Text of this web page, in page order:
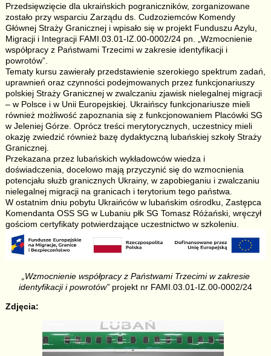
Przedsięwzięcie dla ukraińskich pograniczników, zorganizowane
zostało przy wsparciu Zarządu ds. Cudzoziemców Komendy
Głównej Straży Granicznej i wpisało się w projekt Funduszu Azylu,
Migracji i Integracji FAMI.03.01-IZ.00-0002/24 pn. „Wzmocnienie
współpracy z Państwami Trzecimi w zakresie identyfikacji i
powrotów”.
Tematy kursu zawierały przedstawienie szerokiego spektrum zadań,
uprawnień oraz czynności podejmowanych przez funkcjonariuszy
polskiej Straży Granicznej w zwalczaniu zjawisk nielegalnej migracji
– w Polsce i w Unii Europejskiej. Ukraińscy funkcjonariusze mieli
również możliwość zapoznania się z funkcjonowaniem Placówki SG
w Jeleniej Górze. Oprócz treści merytorycznych, uczestnicy mieli
okazję zwiedzić również bazę dydaktyczną lubańskiej szkoły Straży
Granicznej.
Przekazana przez lubańskich wykładowców wiedza i
doświadczenia, docelowo mają przyczynić się do wzmocnienia
potencjału służb granicznych Ukrainy, w zapobieganiu i zwalczaniu
nielegalnej migracji na granicach i terytorium tego państwa.
W ostatnim dniu pobytu Ukraińców w lubańskim ośrodku, Zastępca
Komendanta OSS SG w Lubaniu płk SG Tomasz Różański, wręczył
gościom certyfikaty potwierdzające uczestnictwo w szkoleniu.
„Wzmocnienie współpracy z Państwami Trzecimi w zakresie
identyfikacji i powrotów” projekt nr FAMI.03.01-IZ.00-0002/24
Zdjęcia: